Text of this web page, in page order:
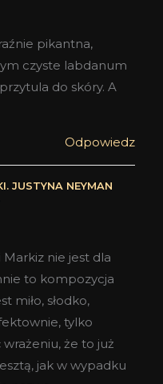
pikantna,
czyste labdanum
przytula do skóry. A
Odpowiedz
JUSTYNA NEYMAN
nie jest dla
to kompozycja
miło, słodko,
tylko
że to już
jak w wypadku